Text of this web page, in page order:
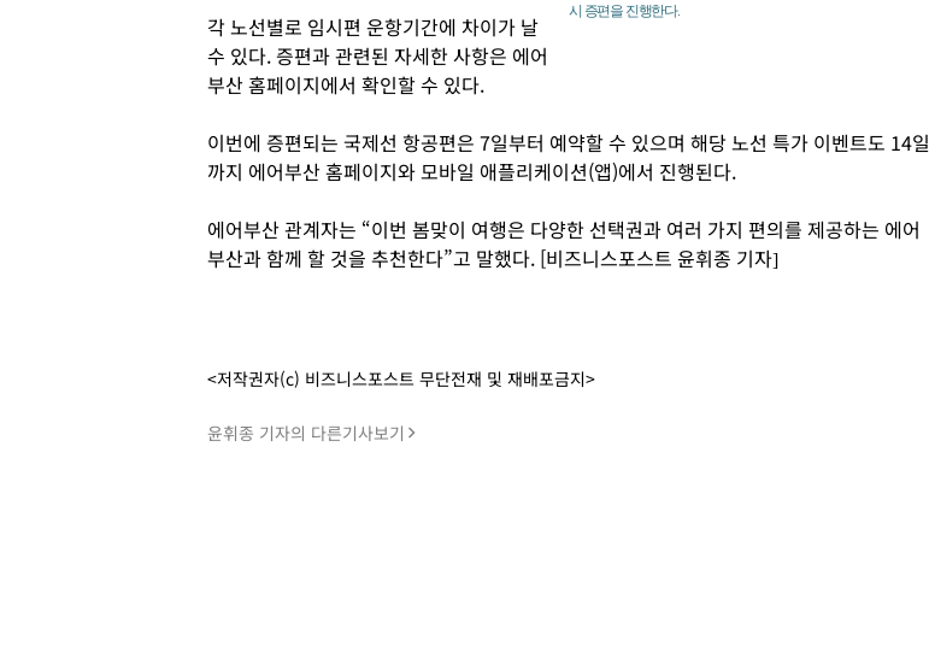
시 증편을 진행한다.
각 노선별로 임시편 운항기간에 차이가 날
수 있다. 증편과 관련된 자세한 사항은 에어
부산 홈페이지에서 확인할 수 있다.
이번에 증편되는 국제선 항공편은 7일부터 예약할 수 있으며 해당 노선 특가 이벤트도 14일
까지 에어부산 홈페이지와 모바일 애플리케이션(앱)에서 진행된다.
에어부산 관계자는 “이번 봄맞이 여행은 다양한 선택권과 여러 가지 편의를 제공하는 에어
부산과 함께 할 것을 추천한다”고 말했다. [비즈니스포스트 윤휘종 기자]
<저작권자(c) 비즈니스포스트 무단전재 및 재배포금지>
윤휘종 기자의 다른기사보기